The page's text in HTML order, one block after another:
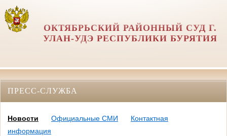
ОКТЯБРЬСКИЙ РАЙОННЫЙ СУД Г.
УЛАН-УДЭ РЕСПУБЛИКИ БУРЯТИЯ
ПРЕСС-СЛУЖБА
Новости Официальные СМИ
Контактная
информация